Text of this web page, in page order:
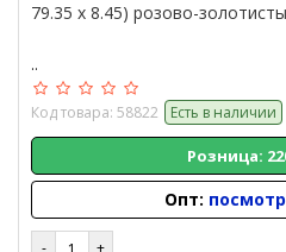
79.35 x 8.45) розово-
..
Код товара: 58822 Есть в наличии
Розница:
Опт: